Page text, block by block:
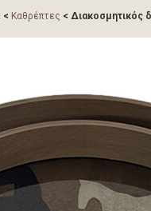
< Καθρέπτες < Διακοσμητικός